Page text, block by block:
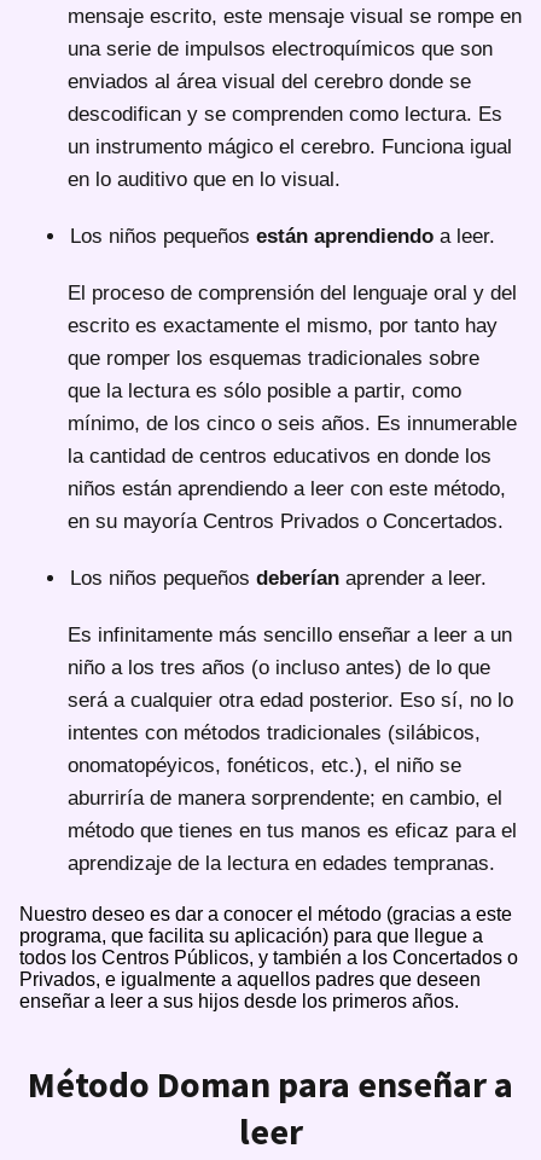
mensaje escrito, este mensaje visual se rompe en
una serie de impulsos electroquímicos que son
enviados al área visual del cerebro donde se
descodifican y se comprenden como lectura. Es
un instrumento mágico el cerebro. Funciona igual
en lo auditivo que en lo visual.
Los niños pequeños están aprendiendo a leer.
El proceso de comprensión del lenguaje oral y del
escrito es exactamente el mismo, por tanto hay
que romper los esquemas tradicionales sobre
que la lectura es sólo posible a partir, como
mínimo, de los cinco o seis años. Es innumerable
la cantidad de centros educativos en donde los
niños están aprendiendo a leer con este método,
en su mayoría Centros Privados o Concertados.
Los niños pequeños deberían aprender a leer.
Es infinitamente más sencillo enseñar a leer a un
niño a los tres años (o incluso antes) de lo que
será a cualquier otra edad posterior. Eso sí, no lo
intentes con métodos tradicionales (silábicos,
onomatopéyicos, fonéticos, etc.), el niño se
aburriría de manera sorprendente; en cambio, el
método que tienes en tus manos es eficaz para el
aprendizaje de la lectura en edades tempranas.
Nuestro deseo es dar a conocer el método (gracias a este
programa, que facilita su aplicación) para que llegue a
todos los Centros Públicos, y también a los Concertados o
Privados, e igualmente a aquellos padres que deseen
enseñar a leer a sus hijos desde los primeros años.
Método Doman para enseñar a
leer